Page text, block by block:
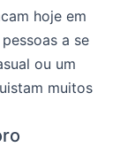
hoje em
a se
ou um
muitos